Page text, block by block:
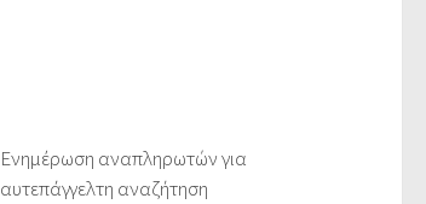
Ενημέρωση αναπληρωτών για
αυτεπάγγελτη αναζήτηση